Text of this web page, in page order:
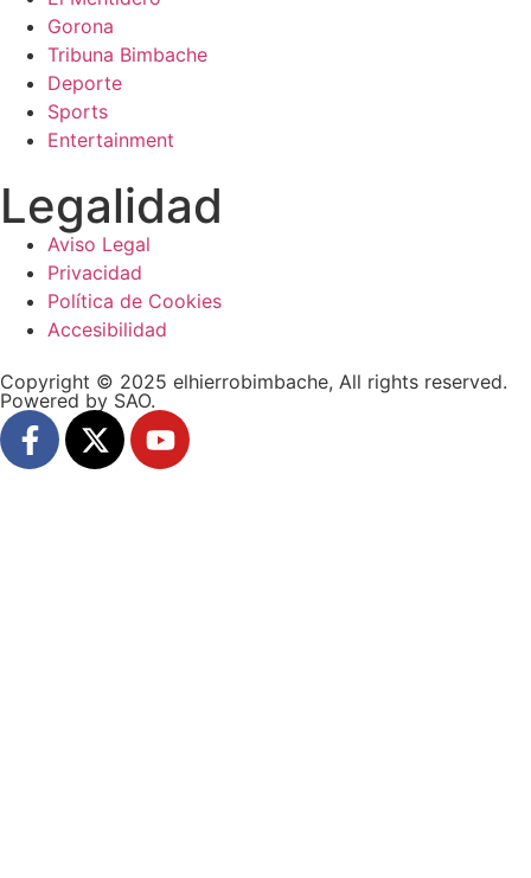
Gorona
Tribuna Bimbache
Deporte
Sports
Entertainment
Legalidad
Aviso Legal
Privacidad
Política de Cookies
Accesibilidad
Copyright © 2025 elhierrobimbache, All rights reserved.
Powered by SAO.